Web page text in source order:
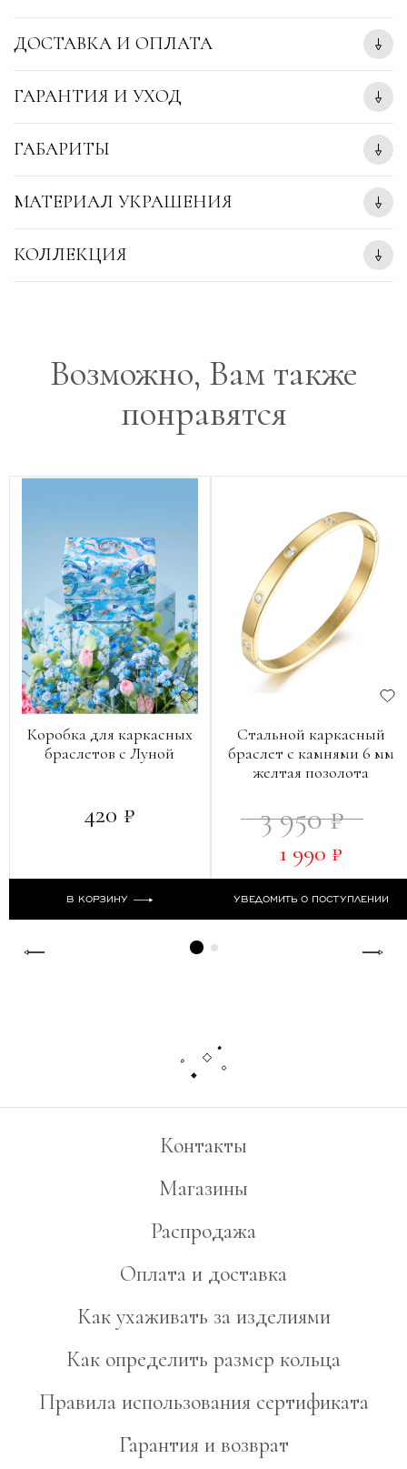
ДОСТАВКА И ОПЛАТА
ГАРАНТИЯ И УХОД
ГАБАРИТЫ
МАТЕРИАЛ УКРАШЕНИЯ
КОЛЛЕКЦИЯ
Возможно, Вам также
понравятся
Коробка для каркасных
браслетов с Луной
420 ₽
В КОРЗИНУ
Стальной каркасный
браслет с камнями 6 мм
желтая позолота
3 950 ₽
1 990 ₽
УВЕДОМИТЬ О ПОСТУПЛЕНИИ
Контакты
Магазины
Распродажа
Оплата и доставка
Как ухаживать за изделиями
Как определить размер кольца
Правила использования сертификата
Гарантия и возврат